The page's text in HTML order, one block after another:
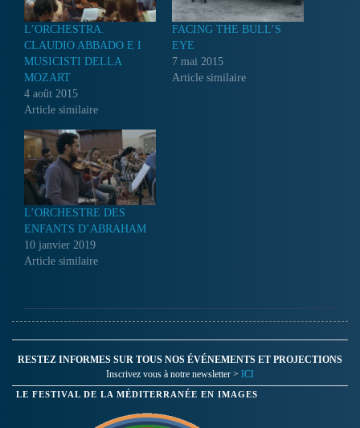
L’ORCHESTRA.
CLAUDIO ABBADO E I
MUSICISTI DELLA
MOZART
4 août 2015
Article similaire
FACING THE BULL’S
EYE
7 mai 2015
Article similaire
L’ORCHESTRE DES
ENFANTS D’ABRAHAM
10 janvier 2019
Article similaire
RESTEZ INFORMES SUR TOUS NOS ÉVÉNEMENTS ET PROJECTIONS
Inscrivez vous à notre newsletter > ICI
LE FESTIVAL DE LA MÉDITERRANÉE EN IMAGES